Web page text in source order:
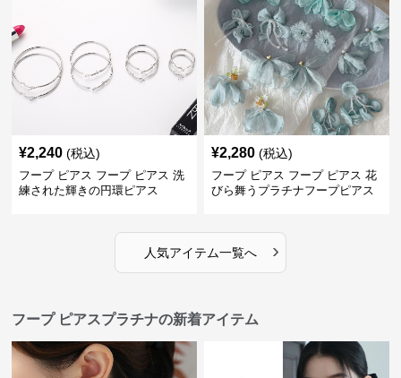
¥2,240 (税込)
フープ ピアス フープ ピアス 洗
練された輝きの円環ピアス
¥2,280 (税込)
フープ ピアス フープ ピアス 花
びら舞うプラチナフープピアス
人気アイテム一覧へ ›
フープ ピアスプラチナの新着アイテム